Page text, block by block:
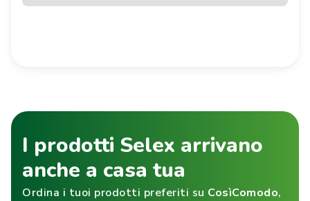
I prodotti Selex arrivano
anche a casa tua
Ordina i tuoi prodotti preferiti su CosìComodo,